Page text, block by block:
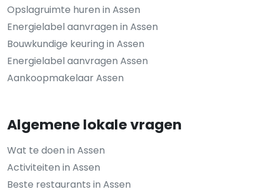
Opslagruimte huren in Assen
Energielabel aanvragen in Assen
Bouwkundige keuring in Assen
Energielabel aanvragen Assen
Aankoopmakelaar Assen
Algemene lokale vragen
Wat te doen in Assen
Activiteiten in Assen
Beste restaurants in Assen